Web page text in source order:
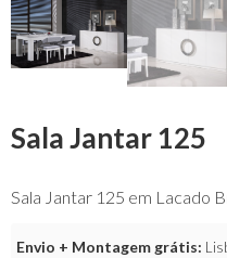
Sala Jantar 125
Sala Jantar 125 em Lacado
Envio + Montagem grátis: